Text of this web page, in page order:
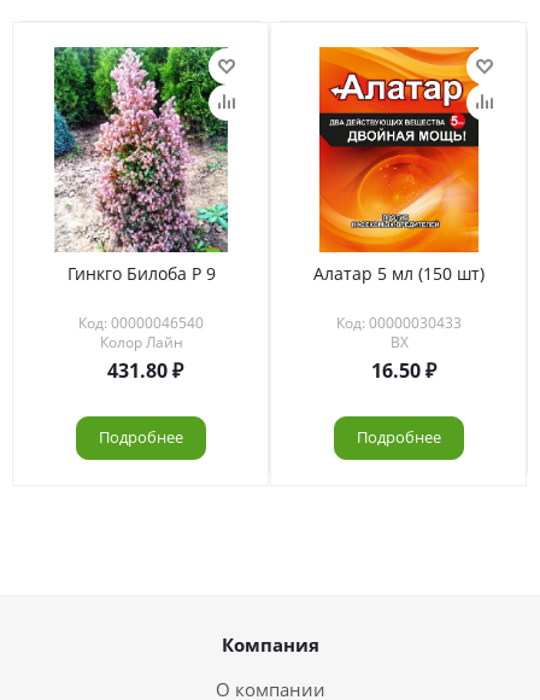
Гинкго Билоба Р 9
Код: 00000046540
Колор Лайн
431.80
Подробнее
Алатар 5 мл (150 шт)
Код: 00000030433
ВХ
16.50
Подробнее
Компания
О компании